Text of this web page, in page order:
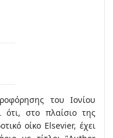
του Ιονίου
ότι, στο πλαίσιο της
οίκο Elsevier, έχει